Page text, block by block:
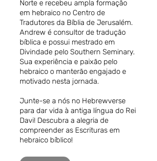
Norte e recebeu ampla formação
em hebraico no Centro de
Tradutores da Bíblia de Jerusalém.
Andrew é consultor de tradução
bíblica e possui mestrado em
Divindade pelo Southern Seminary.
Sua experiência e paixão pelo
hebraico o manterão engajado e
motivado nesta jornada.
Junte-se a nós no Hebrewverse
para dar vida à antiga língua do Rei
Davi! Descubra a alegria de
compreender as Escrituras em
hebraico bíblico!